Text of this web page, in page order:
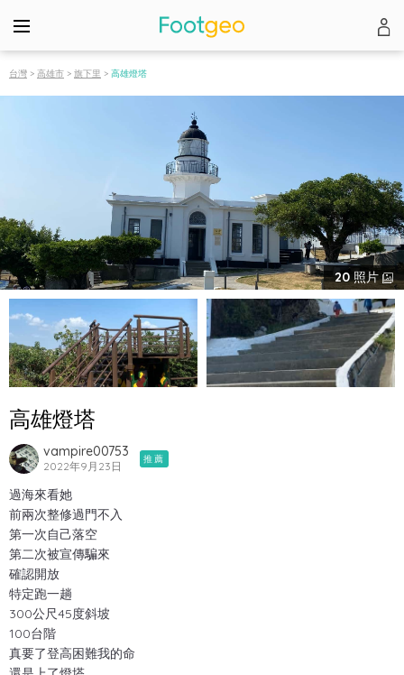
台灣 > 高雄市 > 旗下里 > 高雄燈塔
20照片
高雄燈塔
vampire00753
2022年9月23日
推薦
過海來看她
前兩次整修過門不入
第一次自己落空
第二次被宣傳騙來
確認開放
特定跑一趟
300公尺45度斜坡
100台階
真要了登高困難我的命